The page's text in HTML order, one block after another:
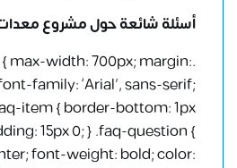
أسئلة شائعة حول مشروع معدات
max-width: 700px; margin:
family: ‘Arial’, sans-serif;
item { border-bottom: 1px
15px 0; } .faq-question {
font-weight: bold; color: